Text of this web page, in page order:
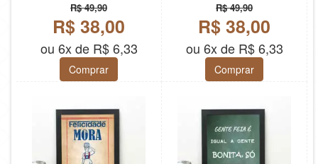
R$ 49,90
R$ 38,00
ou 6x de R$ 6,33
Comprar
R$ 49,90
R$ 38,00
ou 6x de R$ 6,33
Comprar